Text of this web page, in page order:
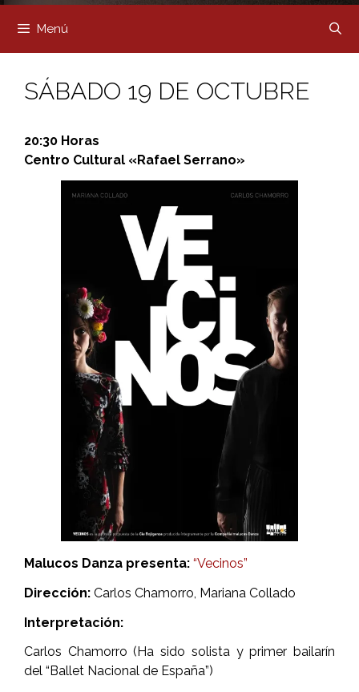
Menú
SÁBADO 19 DE OCTUBRE
20:30 Horas
Centro Cultural «Rafael Serrano»
Malucos Danza presenta: “Vecinos”
Dirección: Carlos Chamorro, Mariana Collado
Interpretación:
Carlos Chamorro (Ha sido solista y primer bailarín
del “Ballet Nacional de España”)